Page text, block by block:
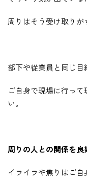
周りはそう受け取りが
部下や従業員と同じ目
ご自身で現場に行っ
い。
周りの人との関係を
イライラや焦りはご自